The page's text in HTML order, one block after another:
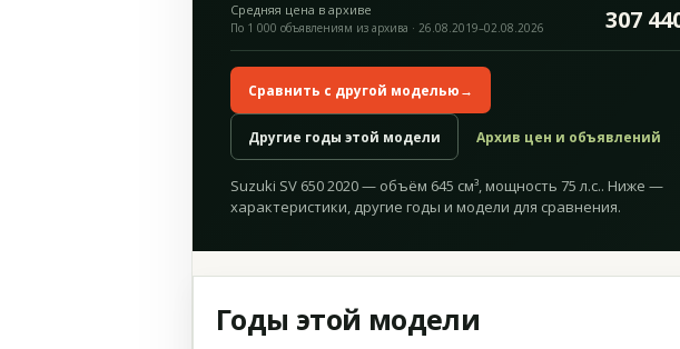
Средняя цена в архиве 307
По 1 000 объявлениям из архива · 26.08.2019–02.08.2026
Сравнить с другой моделью→
Другие годы этой модели Архив цен и объявлений
Suzuki SV 650 2020 — объём 645 см³, мощность 75 л.с.. Ниже —
характеристики, другие годы и модели для сравнения.
Годы этой модели